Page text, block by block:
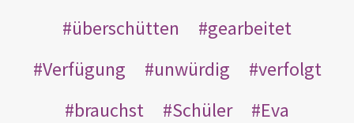
überschütten
gearbeitet
Verfügung
unwürdig
verfolgt
brauchst
Schüler
Eva